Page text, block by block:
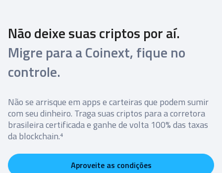
Não deixe suas criptos por aí.
Migre para a Coinext, fique no
controle.
Não se arrisque em apps e carteiras que podem sumir
com seu dinheiro. Traga suas criptos para a corretora
brasileira certificada e ganhe de volta 100% das taxas
da blockchain.⁴
Aproveite as condições